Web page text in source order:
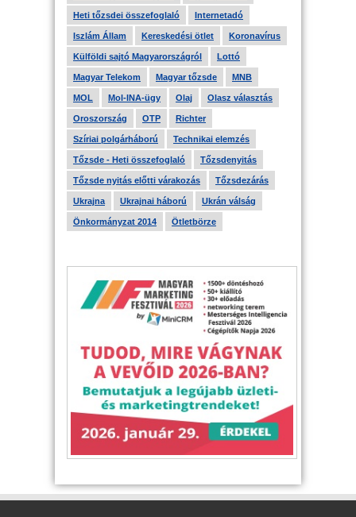
Heti tőzsdei összefoglaló Internetadó
Iszlám Állam Kereskedési ötlet Koronavírus
Külföldi sajtó Magyarországról Lottó
Magyar Telekom Magyar tőzsde MNB
MOL Mol-INA-ügy Olaj Olasz választás
Oroszország OTP Richter
Szíriai polgárháború Technikai elemzés
Tőzsde - Heti összefoglaló Tőzsdenyitás
Tőzsde nyitás előtti várakozás Tőzsdezárás
Ukrajna Ukrajnai háború Ukrán válság
Önkormányzat 2014 Ötletbörze